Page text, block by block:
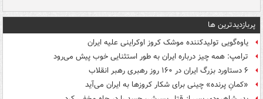
پربازدیدترین ها
یاوه‌گویی تولیدکننده موشک کروز اوکراینی علیه ایران
ترامپ: همه چیز درباره ایران به طور استثنایی خوب پیش می‌رود
۶ دستاورد بزرگ ایران در ۱۶۰ روز رهبری رهبر انقلاب
«کمانِ پرنده» چینی برای شکار کروزها به ایران می‌آید